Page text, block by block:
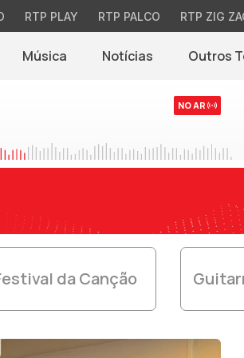
RTP PLAY RTP PALCO RTP ZIG
Música Notícias(abre em nova
Outros
NO AR
da Canção